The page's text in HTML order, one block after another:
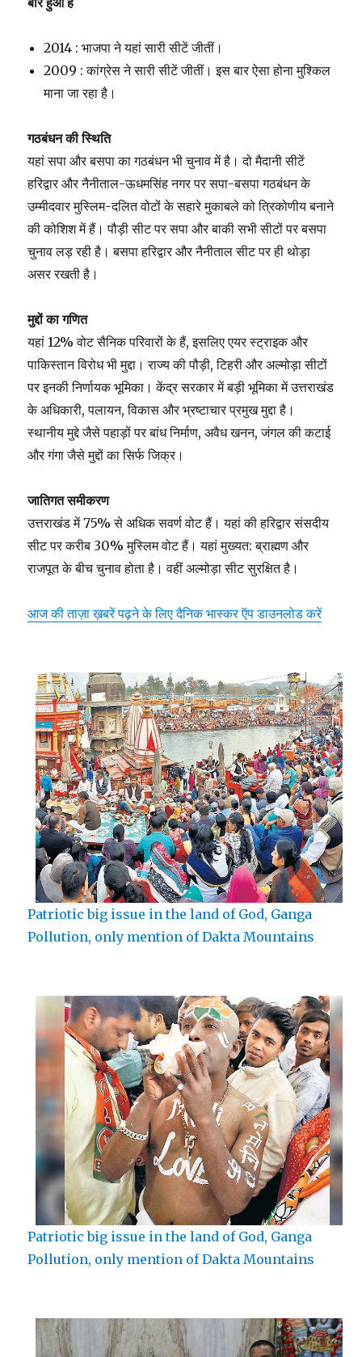
2014 : भाजपा ने यहां सारी सीटें जीतीं।
2009 : कांग्रेस ने सारी सीटें जीतीं। इस बार ऐसा होना मुश्किल
माना जा रहा है।
गठबंधन की स्थिति
यहां सपा और बसपा का गठबंधन भी चुनाव में है। दो मैदानी सीटें
हरिद्वार और नैनीताल-ऊधमसिंह नगर पर सपा-बसपा गठबंधन के
उम्मीदवार मुस्लिम-दलित वोटों के सहारे मुकाबले को त्रिकोणीय बनाने
की कोशिश में हैं। पौड़ी सीट पर सपा और बाकी सभी सीटों पर बसपा
चुनाव लड़ रही है। बसपा हरिद्वार और नैनीताल सीट पर ही थोड़ा
असर रखती है।
मुद्दों का गणित
यहां 12% वोट सैनिक परिवारों के हैं, इसलिए एयर स्ट्राइक और
पाकिस्तान विरोध भी मुद्दा। राज्य की पौड़ी, टिहरी और अल्मोड़ा सीटों
पर इनकी निर्णायक भूमिका। केंद्र सरकार में बड़ी भूमिका में उत्तराखंड
के अधिकारी, पलायन, विकास और भ्रष्टाचार प्रमुख मुद्दा है।
स्थानीय मुद्दे जैसे पहाड़ों पर बांध निर्माण, अवैध खनन, जंगल की कटाई
और गंगा जैसे मुद्दों का सिर्फ जिक्र।
जातिगत समीकरण
उत्तराखंड में 75% से अधिक सवर्ण वोट हैं। यहां की हरिद्वार संसदीय
सीट पर करीब 30% मुस्लिम वोट हैं। यहां मुख्यत: ब्राह्मण और
राजपूत के बीच चुनाव होता है। वहीं अल्मोड़ा सीट सुरक्षित है।
आज की ताज़ा ख़बरें पढ़ने के लिए दैनिक भास्कर ऍप डाउनलोड करें
Patriotic big issue in the land of God, Ganga
Pollution, only mention of Dakta Mountains
Patriotic big issue in the land of God, Ganga
Pollution, only mention of Dakta Mountains